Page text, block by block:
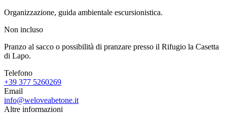
Organizzazione, guida ambientale escursionistica.
Non incluso
Pranzo al sacco o possibilità di pranzare presso il Rifugio la Casetta
di Lapo.
Telefono
+39 377 5260269‬
Email
info@weloveabetone.it
Altre informazioni